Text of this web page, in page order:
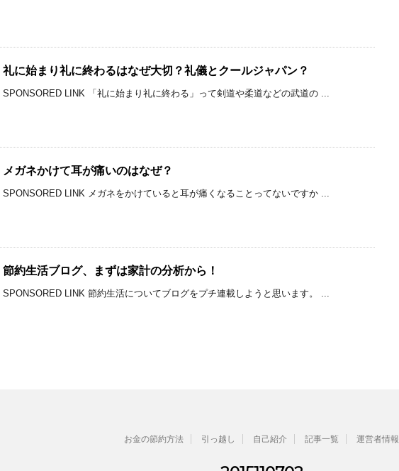
礼に始まり礼に終わるはなぜ大切？礼儀とクールジャパン？
SPONSORED LINK 「礼に始まり礼に終わる」って剣道や柔道などの武道の ...
メガネかけて耳が痛いのはなぜ？
SPONSORED LINK メガネをかけていると耳が痛くなることってないですか ...
節約生活ブログ、まずは家計の分析から！
SPONSORED LINK 節約生活についてブログをプチ連載しようと思います。 ...
お金の節約方法 引っ越し 自己紹介 記事一覧 運営者情報